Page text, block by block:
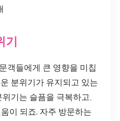
객들에게 큰 영향을 미칩
분위기가 유지되고 있는
기는 슬픔을 극복하고,
이 되죠. 자주 방문하는